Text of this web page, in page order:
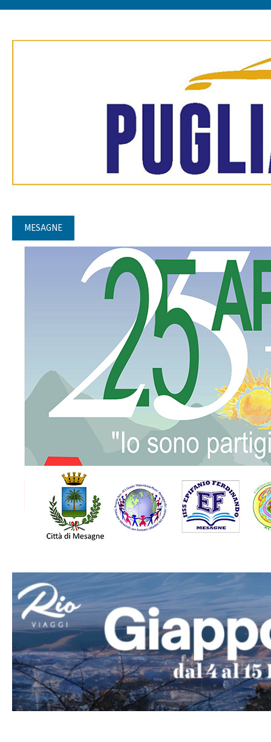
MESAGNE